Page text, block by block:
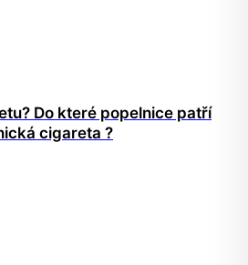
Do které popelnice patří
cigareta ?